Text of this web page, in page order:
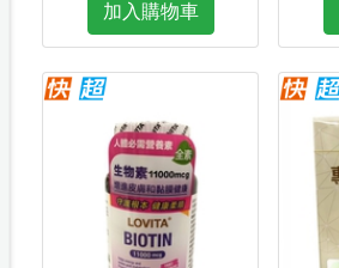
加入購物車